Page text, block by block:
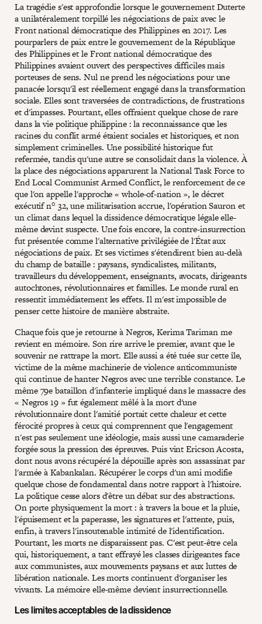
La tragédie s'est approfondie lorsque le gouvernement Duterte
a unilatéralement torpillé les négociations de paix avec le
Front national démocratique des Philippines en 2017. Les
pourparlers de paix entre le gouvernement de la République
des Philippines et le Front national démocratique des
Philippines avaient ouvert des perspectives difficiles mais
porteuses de sens. Nul ne prend les négociations pour une
panacée lorsqu'il est réellement engagé dans la transformation
sociale. Elles sont traversées de contradictions, de frustrations
et d'impasses. Pourtant, elles offraient quelque chose de rare
dans la vie politique philippine : la reconnaissance que les
racines du conflit armé étaient sociales et historiques, et non
simplement criminelles. Une possibilité historique fut
refermée, tandis qu'une autre se consolidait dans la violence. À
la place des négociations apparurent la National Task Force to
End Local Communist Armed Conflict, le renforcement de ce
que l'on appelle l'approche « whole-of-nation », le décret
exécutif n° 32, une militarisation accrue, l'opération Sauron et
un climat dans lequel la dissidence démocratique légale elle-
même devint suspecte. Une fois encore, la contre-insurrection
fut présentée comme l'alternative privilégiée de l'État aux
négociations de paix. Et ses victimes s'étendirent bien au-delà
du champ de bataille : paysans, syndicalistes, militants,
travailleurs du développement, enseignants, avocats, dirigeants
autochtones, révolutionnaires et familles. Le monde rural en
ressentit immédiatement les effets. Il m'est impossible de
penser cette histoire de manière abstraite.
Chaque fois que je retourne à Negros, Kerima Tariman me
revient en mémoire. Son rire arrive le premier, avant que le
souvenir ne rattrape la mort. Elle aussi a été tuée sur cette île,
victime de la même machinerie de violence anticommuniste
qui continue de hanter Negros avec une terrible constance. Le
même 79e bataillon d'infanterie impliqué dans le massacre des
« Negros 19 » fut également mêlé à la mort d'une
révolutionnaire dont l'amitié portait cette chaleur et cette
férocité propres à ceux qui comprennent que l'engagement
n'est pas seulement une idéologie, mais aussi une camaraderie
forgée sous la pression des épreuves. Puis vint Ericson Acosta,
dont nous avons récupéré la dépouille après son assassinat par
l'armée à Kabankalan. Récupérer le corps d'un ami modifie
quelque chose de fondamental dans notre rapport à l'histoire.
La politique cesse alors d'être un débat sur des abstractions.
On porte physiquement la mort : à travers la boue et la pluie,
l'épuisement et la paperasse, les signatures et l'attente, puis,
enfin, à travers l'insoutenable intimité de l'identification.
Pourtant, les morts ne disparaissent pas. C'est peut-être cela
qui, historiquement, a tant effrayé les classes dirigeantes face
aux communistes, aux mouvements paysans et aux luttes de
libération nationale. Les morts continuent d'organiser les
vivants. La mémoire elle-même devient insurrectionnelle.
Les limites acceptables de la dissidence